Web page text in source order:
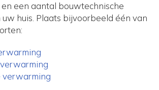
een aantal bouwtechnische
huis. Plaats bijvoorbeeld één van
verwarming